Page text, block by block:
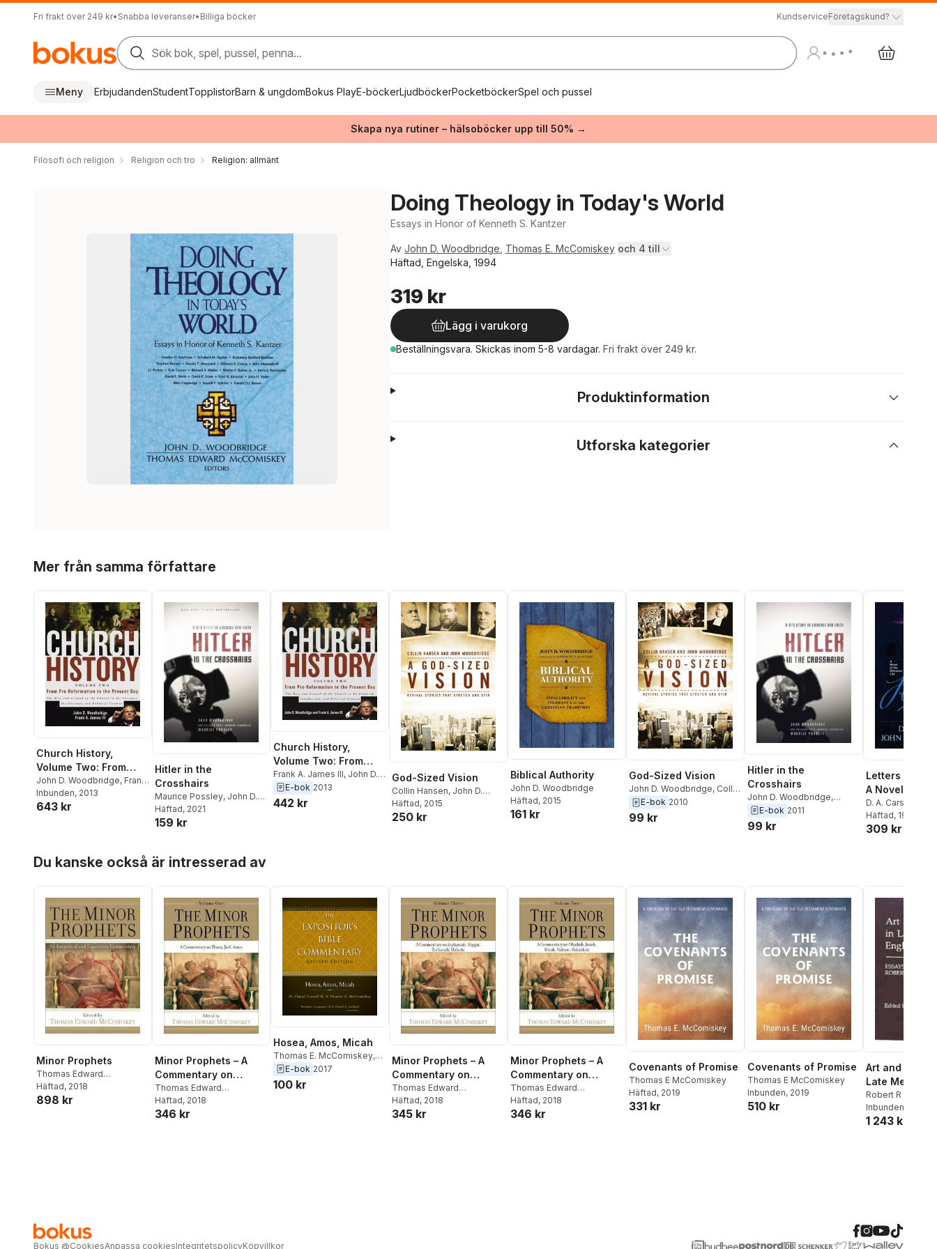
Fri frakt över 249 kr• Snabba leveranser• Billiga böcker KundserviceFöretagskund?
Sök bok, spel, pussel, penna...
Meny ErbjudandenStudentTopplistorBarn & ungdomBokus PlayE-böckerLjudböckerPocketböckerSpel och pussel
Skapa nya rutiner – hälsoböcker upp till 50% →
Filosofi och religion Religion och tro Religion: allmänt
Doing Theology in Today's World
Essays in Honor of Kenneth S. Kantzer
Av John D. Woodbridge Thomas E. McComiskey och 4 till
Häftad, Engelska, 1994
319 kr
Lägg i varukorg
Beställningsvara. Skickas inom 5-8 vardagar. Fri frakt över 249 kr.
Produktinformation
Utforska kategorier
Mer från samma författare
Church History,
Volume Two: From
Pre-Reformation to
the Present Day
John D. Woodbridge, Frank
A. James III
Inbunden, 2013
643 kr
Hitler in the
Crosshairs
Maurice Possley, John D.
Woodbridge
Häftad, 2021
159 kr
Church History,
Volume Two: From
Pre-Reformation to
the Present Day
Frank A. James III, John D.
Woodbridge
E-bok 2013
442 kr
God-Sized Vision
Collin Hansen, John D.
Woodbridge
Häftad, 2015
250 kr
Biblical Authority
John D. Woodbridge
Häftad, 2015
161 kr
God-Sized Vision
John D. Woodbridge, Collin
Hansen
E-bok 2010
99 kr
Hitler in the
Crosshairs
John D. Woodbridge,
Maurice Possley
E-bok 2011
99 kr
Letters Along
A Novel of the
Christian Life
D. A. Carson
Woodbridge
Häftad, 1993
309 kr
Du kanske också är intresserad av
Minor Prophets
Thomas Edward
Mccomiskey
Edward McComiskey
Häftad, 2018
898 kr
Minor Prophets – A
Commentary on
Hosea, Joel, Amos
Thomas Edward
Mccomiskey
Häftad, 2018
346 kr
Hosea, Amos, Micah
Thomas E. McComiskey,
M. Daniel Carroll
E-bok 2017
100 kr
Minor Prophets – A
Commentary on
Zephaniah, Haggai,
Zechariah, Malachi
Thomas Edward
Mccomiskey
Häftad, 2018
345 kr
Minor Prophets – A
Commentary on
Obadiah, Jonah,
Micah, Nahum,
Habakkuk
Thomas Edward
Mccomiskey
Häftad, 2018
346 kr
Covenants of Promise
Thomas E McComiskey
Häftad, 2019
331 kr
Covenants of Promise
Thomas E McComiskey
Inbunden, 2019
510 kr
Art and
Late
Narrative
Robert R
Inbunden
1 243 kr
Bokus @CookiesAnpassa cookiesIntegritetspolicyKöpvillkor